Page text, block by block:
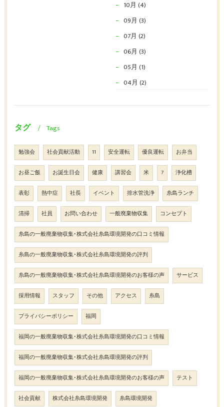
10月 (4)
09月 (3)
07月 (2)
06月 (3)
05月 (1)
04月 (2)
タグ Tags
勉強会 社会貢献活動 11 安全運転 優良運転 お弁当
お昼ご飯 お誕生日会 健康 講習会 米 7 浄化槽
表彰 熱中症 社長 イベント 排水管洗浄 糸島ランチ
清掃 社員 お問い合わせ 一般廃棄物収集 コンセプト
糸島の一般廃棄物収集･株式会社糸島環境開発の口コミ情報
糸島の一般廃棄物収集･株式会社糸島環境開発の評判
糸島の一般廃棄物収集･株式会社糸島環境開発のお客様の声 サービス
採用情報 スタッフ その他 アクセス 糸島
プライバシーポリシー 福岡
福岡の一般廃棄物収集･株式会社糸島環境開発の口コミ情報
福岡の一般廃棄物収集･株式会社糸島環境開発の評判
福岡の一般廃棄物収集･株式会社糸島環境開発のお客様の声 テスト
社会貢献 株式会社糸島環境開発 糸島環境開発